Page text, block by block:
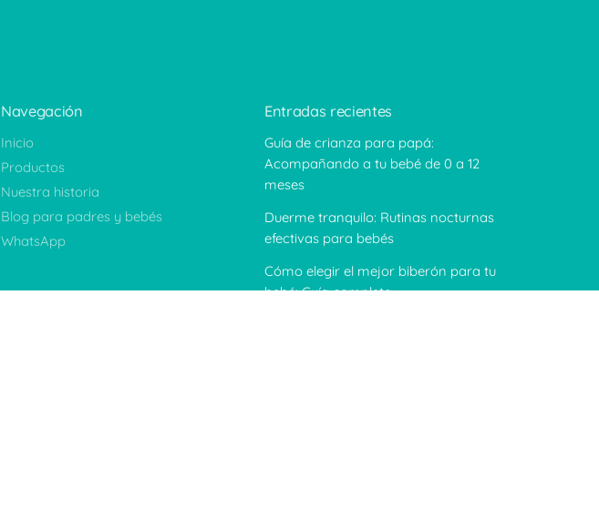
Navegación
Inicio
Productos
Nuestra historia
Blog para padres y bebés
WhatsApp
Entradas recientes
Guía de crianza para papá:
Acompañando a tu bebé de 0 a 12
meses
Duerme tranquilo: Rutinas nocturnas
efectivas para bebés
Cómo elegir el mejor biberón para tu
bebé: Guía completa